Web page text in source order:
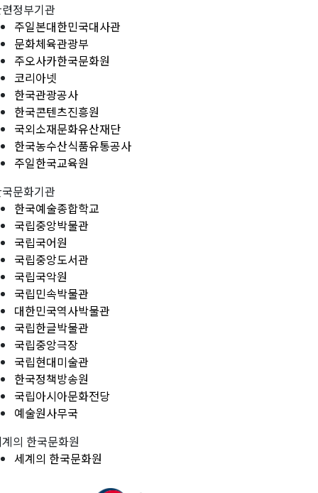
정부기관
주일본대한민국대사관
문화체육관광부
주오사카한국문화원
코리아넷
한국관광공사
한국콘텐츠진흥원
국외소재문화유산재단
한국농수산식품유통공사
주일한국교육원
문화기관
한국예술종합학교
국립중앙박물관
국립국어원
국립중앙도서관
국립국악원
국립민속박물관
대한민국역사박물관
국립한글박물관
국립중앙극장
국립현대미술관
한국정책방송원
국립아시아문화전당
예술원사무국
의 한국문화원
세계의 한국문화원